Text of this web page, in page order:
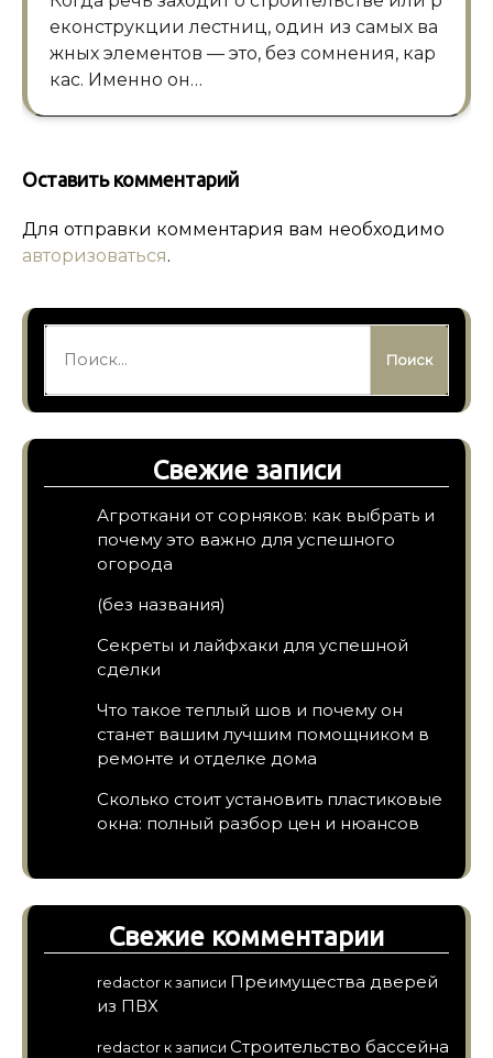
еконструкции лестниц, один из самых ва
жных элементов — это, без сомнения, кар
кас. Именно он…
Оставить комментарий
Для отправки комментария вам необходимо
авторизоваться.
Свежие записи
Агроткани от сорняков: как выбрать и
почему это важно для успешного
огорода
(без названия)
Секреты и лайфхаки для успешной
сделки
Что такое теплый шов и почему он
станет вашим лучшим помощником в
ремонте и отделке дома
Сколько стоит установить пластиковые
окна: полный разбор цен и нюансов
Свежие комментарии
redactor к записи Преимущества дверей
из ПВХ
redactor к записи Строительство бассейна